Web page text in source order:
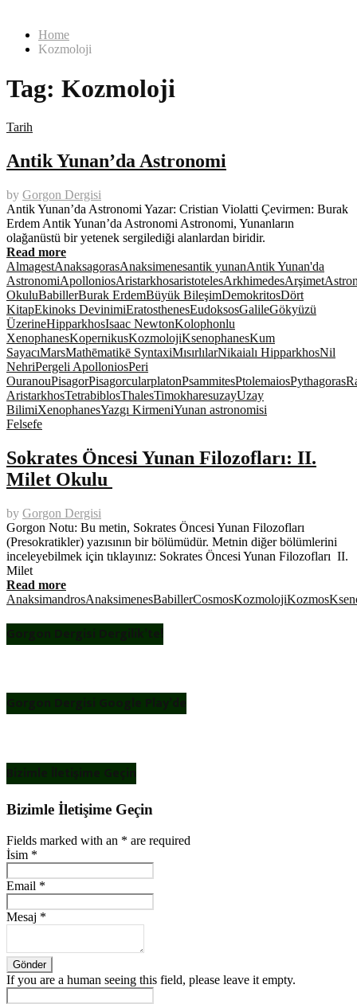
Home
Kozmoloji
Tag: Kozmoloji
Tarih
Antik Yunan’da Astronomi
by Gorgon Dergisi
Antik Yunan’da Astronomi Yazar: Cristian Violatti Çevirmen: Burak
Erdem Antik Yunan’da Astronomi Astronomi, Yunanların
olağanüstü bir yetenek sergilediği alanlardan biridir.
Read more
AlmagestAnaksagorasAnaksimenesantik yunanAntik Yunan'da
AstronomiApolloniosAristarkhosaristotelesArkhimedesArşimet
OkuluBabillerBurak ErdemBüyük BileşimDemokritosDört
KitapEkinoks DevinimiEratosthenesEudoksosGalileGökyüzü
ÜzerineHipparkhosIsaac NewtonKolophonlu
XenophanesKopernikusKozmolojiKsenophanesKum
SayacıMarsMathēmatikē SyntaxiMısırlılarNikaialı HipparkhosNil
NehriPergeli ApolloniosPeri
OuranouPisagorPisagorcularplatonPsammitesPtolemaiosPythagoras
AristarkhosTetrabiblosThalesTimokharesuzayUzay
BilimiXenophanesYazgı KirmeniYunan astronomisi
Felsefe
Sokrates Öncesi Yunan Filozofları: II.
Milet Okulu
by Gorgon Dergisi
Gorgon Notu: Bu metin, Sokrates Öncesi Yunan Filozofları
(Presokratikler) yazısının bir bölümüdür. Metnin diğer bölümlerini
inceleyebilmek için tıklayınız: Sokrates Öncesi Yunan Filozofları II.
Milet
Read more
AnaksimandrosAnaksimenesBabillerCosmosKozmolojiKozmos
Gorgon Dergisi Dergilik’te!
Gorgon Dergisi Google Play’de
Bizimle İletişime Geçin
Bizimle İletişime Geçin
Fields marked with an * are required
İsim *
Email *
Mesaj *
If you are a human seeing this field, please leave it empty.